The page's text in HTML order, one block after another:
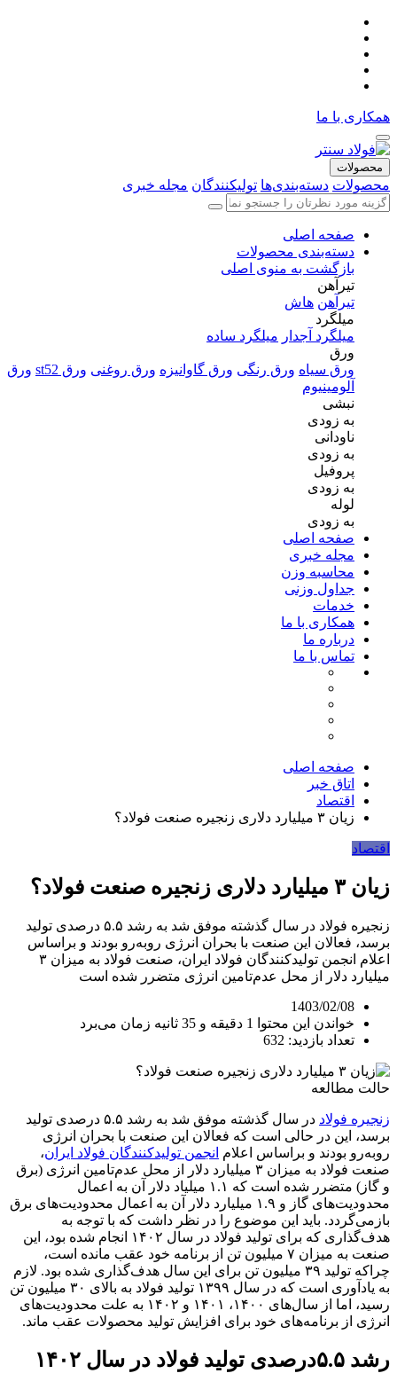
همکاری با ما
محصولات
محصولات دسته‌بندی‌ها تولیکنندگان مجله خبری
صفحه اصلی
دسته‌بندی محصولات
بازگشت به منوی اصلی
تیرآهن
تیرآهن هاش
میلگرد
میلگرد آجدار میلگرد ساده
ورق
ورق سیاه ورق رنگی ورق گاوانیزه ورق روغنی ورق st52
ورق
آلومینیوم
نبشی
به زودی
ناودانی
به زودی
پروفیل
به زودی
لوله
به زودی
صفحه اصلی
مجله خبری
محاسبه وزن
جداول وزنی
خدمات
همکاری با ما
درباره ما
تماس با ما
صفحه اصلی
اتاق خبر
اقتصاد
زیان ۳ میلیارد دلاری زنجیره صنعت فولاد؟
اقتصاد
زیان ۳ میلیارد دلاری زنجیره صنعت فولاد؟
زنجیره فولاد در سال گذشته موفق شد به رشد ۵.۵ درصدی تولید
برسد، فعالان این صنعت با بحران انرژی روبه‌رو بودند و براساس
اعلام انجمن تولیدکنندگان فولاد ایران، صنعت فولاد به میزان ۳
میلیارد دلار از محل عدم‌تامین انرژی متضرر شده است
1403/02/08
خواندن این محتوا 1 دقیقه و 35 ثانیه زمان می‌برد
تعداد بازدید: 632
حالت مطالعه
زنجیره فولاد
در سال گذشته موفق شد به رشد ۵.۵ درصدی تولید
برسد، این در حالی است که فعالان این صنعت با بحران انرژی
روبه‌رو بودند و براساس اعلام انجمن تولیدکنندگان فولاد ایران،
صنعت فولاد به میزان ۳ میلیارد دلار از محل عدم‌تامین انرژی (برق
و گاز) متضرر شده است که ۱.۱ میلیاد دلار آن به اعمال
محدودیت‌‌‌های گاز و ۱.۹ میلیارد دلار آن به اعمال محدودیت‌‌‌های برق
بازمی‌‌‌گردد. باید این موضوع را در نظر داشت که با توجه به
هدف‌‌‌‌‌‌گذاری که برای تولید فولاد در سال ۱۴۰۲ انجام شده بود، این
صنعت به میزان ۷ میلیون تن از برنامه خود عقب مانده است،
چراکه تولید ۳۹ میلیون تن برای این سال هدف‌‌‌گذاری شده بود. لازم
به یادآوری است که در سال ۱۳۹۹ تولید فولاد به بالای ۳۰ میلیون تن
رسید، اما از سال‌‌‌های ۱۴۰۰، ۱۴۰۱ و ۱۴۰۲ به علت محدودیت‌‌‌های
انرژی از برنامه‌‌‌های خود برای افزایش تولید محصولات عقب ماند.
رشد ۵.۵درصدی تولید فولاد در سال ۱۴۰۲